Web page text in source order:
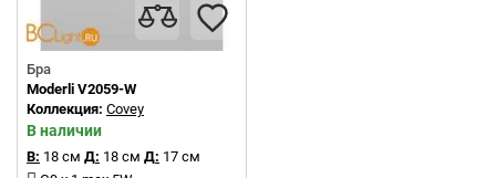
Бра
Moderli V2059-W
Коллекция: Covey
В наличии
В: 18 см Д: 18 см Д: 17 см